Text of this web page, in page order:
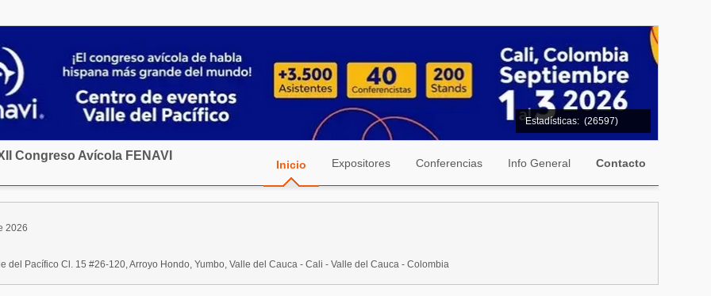
Estadísticas: (26597)
Congreso Avícola FENAVI
Inicio Expositores Conferencias Info General Contacto
2026
del Pacífico Cl. 15 #26-120, Arroyo Hondo, Yumbo, Valle del Cauca - Cali - Valle del Cauca - Colombia